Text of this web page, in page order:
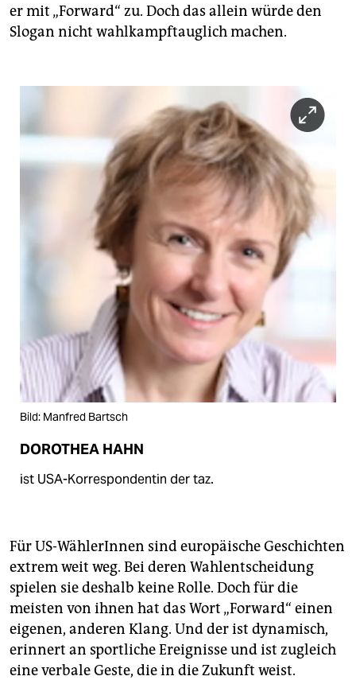
er mit „Forward“ zu. Doch das allein würde den
Slogan nicht wahlkampftauglich machen.
Bild: Manfred Bartsch
DOROTHEA HAHN
ist USA-Korrespondentin der taz.
Für US-WählerInnen sind europäische Geschichten
extrem weit weg. Bei deren Wahlentscheidung
spielen sie deshalb keine Rolle. Doch für die
meisten von ihnen hat das Wort „Forward“ einen
eigenen, anderen Klang. Und der ist dynamisch,
erinnert an sportliche Ereignisse und ist zugleich
eine verbale Geste, die in die Zukunft weist.